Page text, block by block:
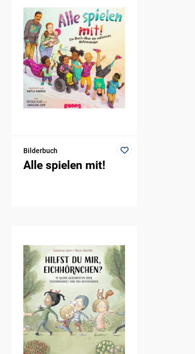
Bilderbuch
Alle spielen mit!